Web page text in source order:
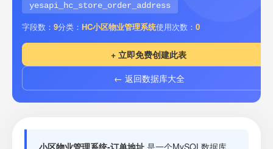
流量 剩余接口流量
套餐
yesapi_hc_store_order_address
字段数： 9分类： HC小区物业管理系统使用次数： 0
+ 立即免费创建此表
← 返回数据库大全
小区物业管理系统-订单地址 是一个MySQL数据库